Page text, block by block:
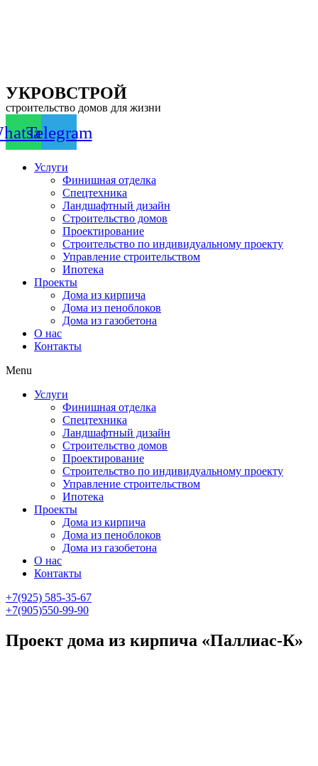
УКРОВСТРОЙ
строительство домов для жизни
Telegram
Услуги
Финишная отделка
Спецтехника
Ландшафтный дизайн
Строительство домов
Проектирование
Строительство по индивидуальному проекту
Управление строительством
Ипотека
Проекты
Дома из кирпича
Дома из пеноблоков
Дома из газобетона
О нас
Контакты
Menu
Услуги
Финишная отделка
Спецтехника
Ландшафтный дизайн
Строительство домов
Проектирование
Строительство по индивидуальному проекту
Управление строительством
Ипотека
Проекты
Дома из кирпича
Дома из пеноблоков
Дома из газобетона
О нас
Контакты
+7(925) 585-35-67
+7(905)550-99-90
Проект дома из кирпича «Паллиас-К»